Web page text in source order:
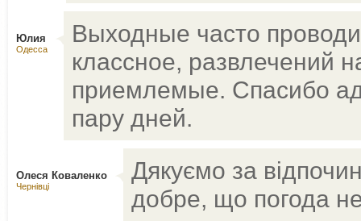
Юлия
Одесса
Выходные часто
классное, развлечений
приемлемые. Спасибо
пару дней.
Олеся Коваленко
Чернівці
Дякуємо за
добре, що погода